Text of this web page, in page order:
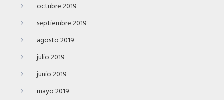
octubre 2019
septiembre 2019
agosto 2019
julio 2019
junio 2019
mayo 2019